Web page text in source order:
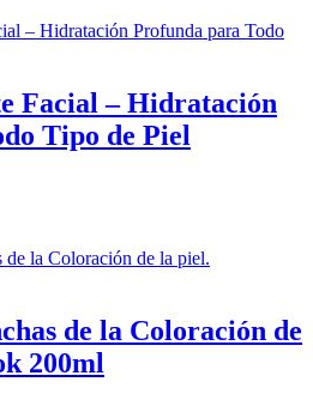
Facial – Hidratación
Tipo de Piel
de la Coloración de
200ml